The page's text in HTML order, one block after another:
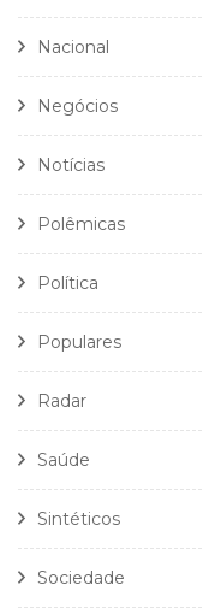
Nacional
Negócios
Notícias
Polêmicas
Política
Populares
Radar
Saúde
Sintéticos
Sociedade